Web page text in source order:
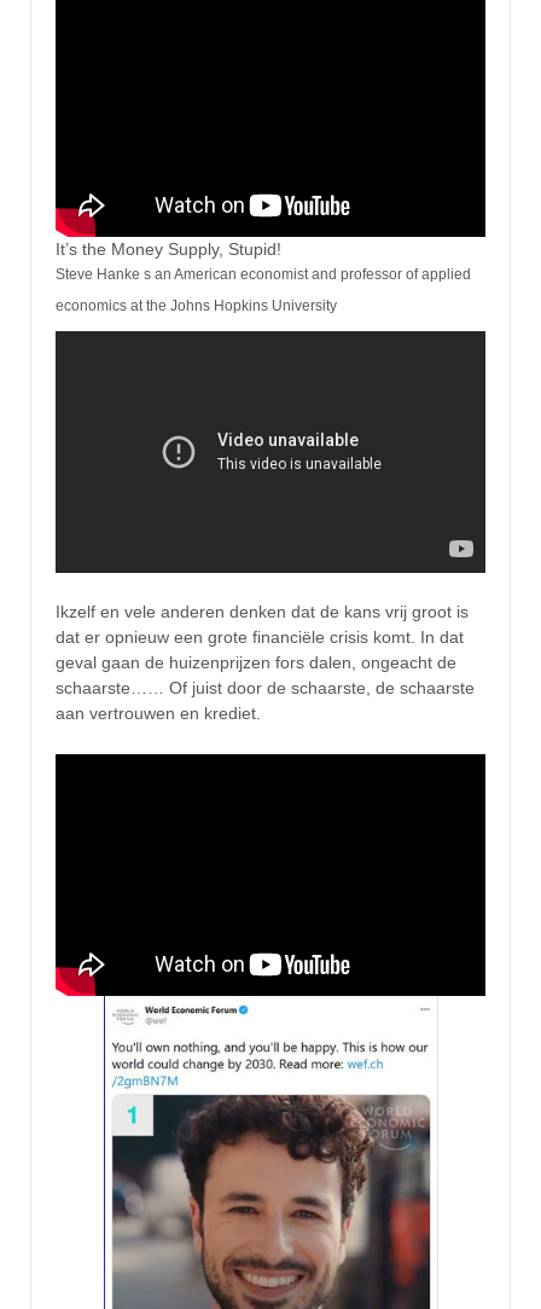
It’s the Money Supply, Stupid!
Steve Hanke s an American economist and professor of applied
economics at the Johns Hopkins University
Ikzelf en vele anderen denken dat de kans vrij groot is
dat er opnieuw een grote financiële crisis komt. In dat
geval gaan de huizenprijzen fors dalen, ongeacht de
schaarste…… Of juist door de schaarste, de schaarste
aan vertrouwen en krediet.